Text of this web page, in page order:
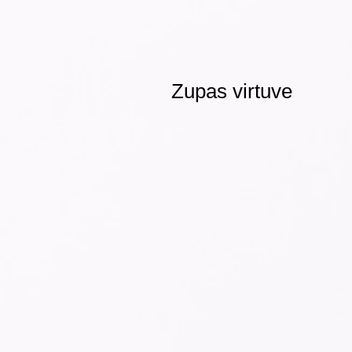
Zupas virtuve